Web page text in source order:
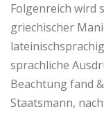
Folgenreich wird
griechischer
sprachliche
Beachtung fand
Staatsmann,